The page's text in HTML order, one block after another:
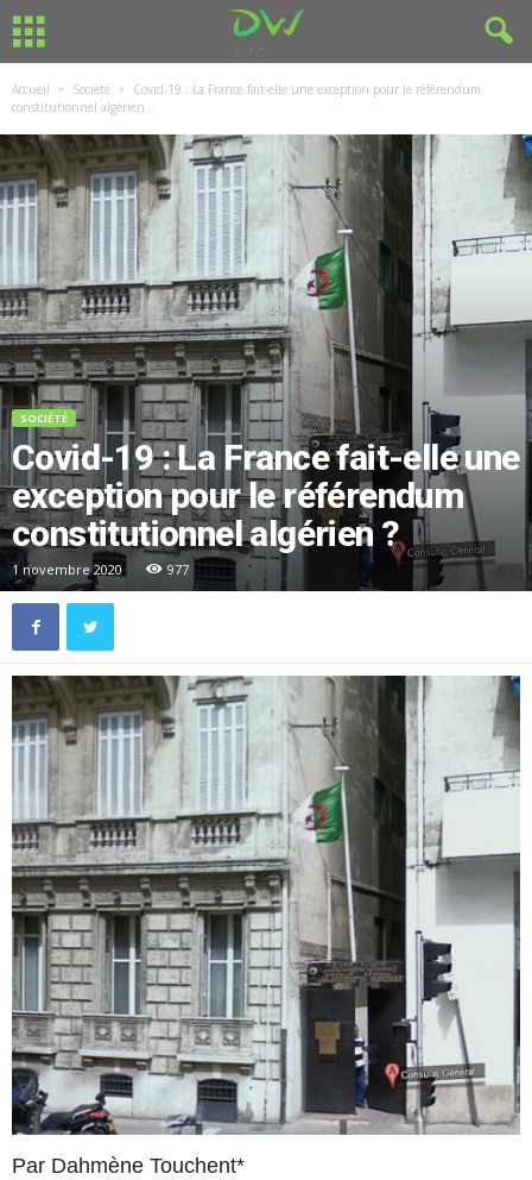
Accueil Société
Covid-19 : La France fait-elle une exception pour le référendum
constitutionnel algérien...
SOCIÉTÉ
Covid-19 : La France fait-elle une
exception pour le référendum
constitutionnel algérien ?
1 novembre 2020 977
Par Dahmène Touchent*